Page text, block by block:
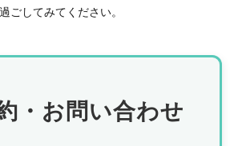
ごしてみてください。
・お問い合わせ